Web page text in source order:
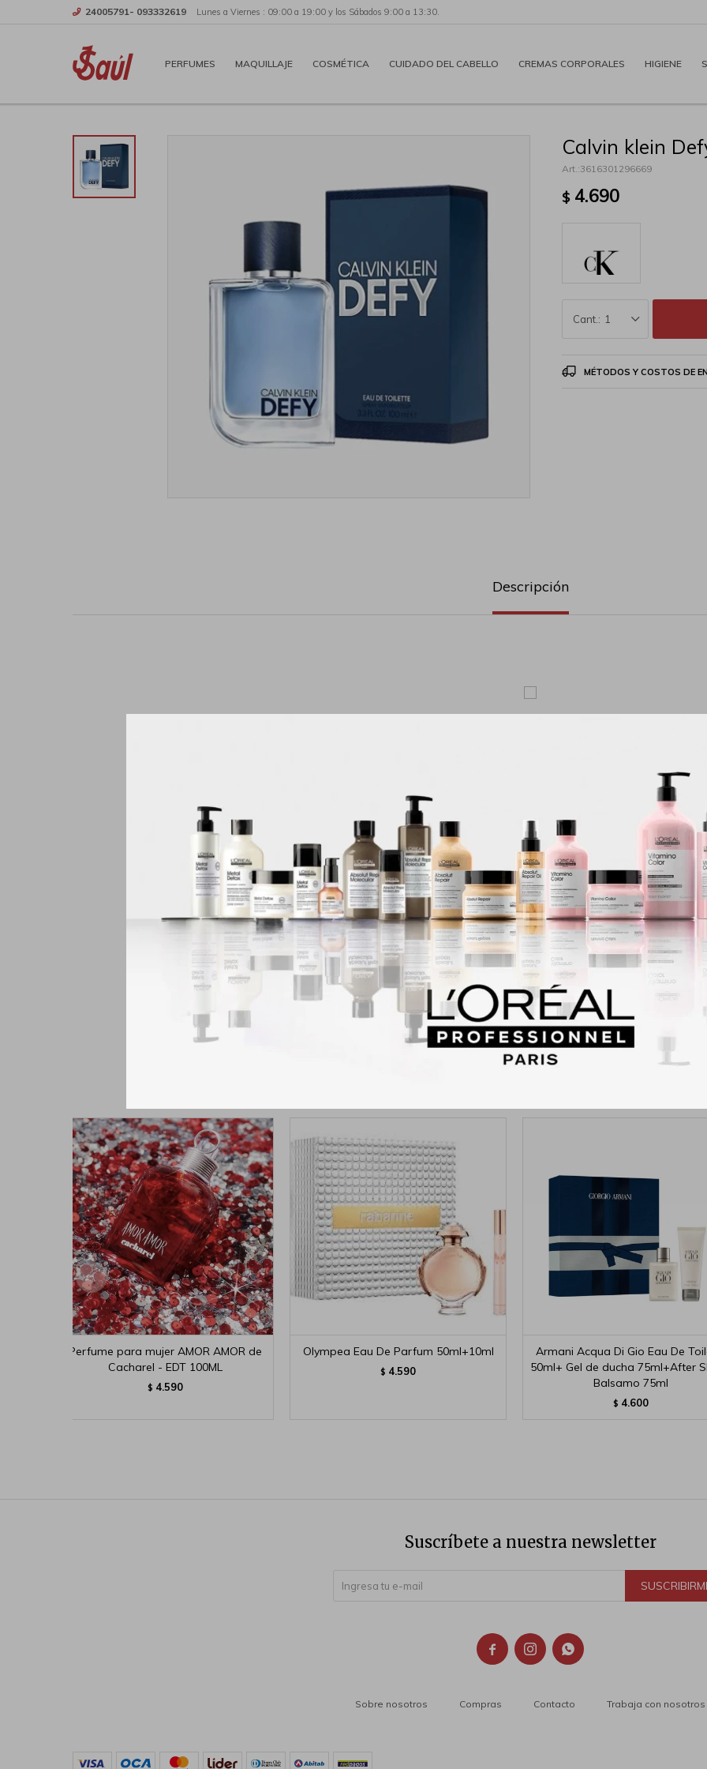
PERFUMES MAQUILLAJE COSMÉTICA CUIDADO DEL CABELLO CREMAS CORPORALES HIGIENE
24005791- 093332619 Lunes a Viernes : 09:00 a 19:00 y los Sábados 9:00 a 13:30.
Calvin klein
3616301296669
$ 4.690
1
MÉTODOS Y COSTOS DE
Descripción
CONTENIDO
El contraste entre frescura revigorizante y madera, el robusto y terroso aceite de vetiver
responsable en Haití, es el corazón de la fragancia, conectando los vibrantes elementos de
seductora base de notas de ámbar.
Salida: bergamota y lavanda.
Corazón: vertiver.
Fondo: ámbar
Perfume para mujer AMOR AMOR de
Cacharel - EDT 100ML
$ 4.590
Olympea Eau De Parfum 50ml+10ml
$ 4.590
Armani Acqua Di Gio Eau De
50ml+ Gel de ducha 75ml+After
Balsamo 75ml
$ 4.600
  
Sobre nosotros Compras Contacto Trabaja con nosotros
Suscríbete a nuestra newsletter